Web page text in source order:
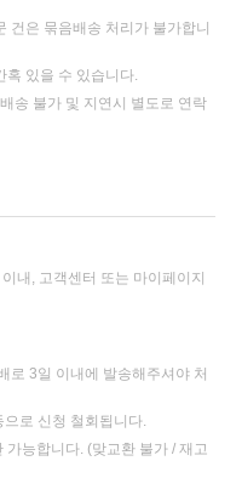
건은 묶음배송 처리가 불가합니
혹 있을 수 있습니다.
송 불가 및 지연시 별도로 연락
내, 고객센터 또는 마이페이지
로 3일 이내에 발송해주셔야 처
로 신청 철회됩니다.
가능합니다. (맞교환 불가 / 재고